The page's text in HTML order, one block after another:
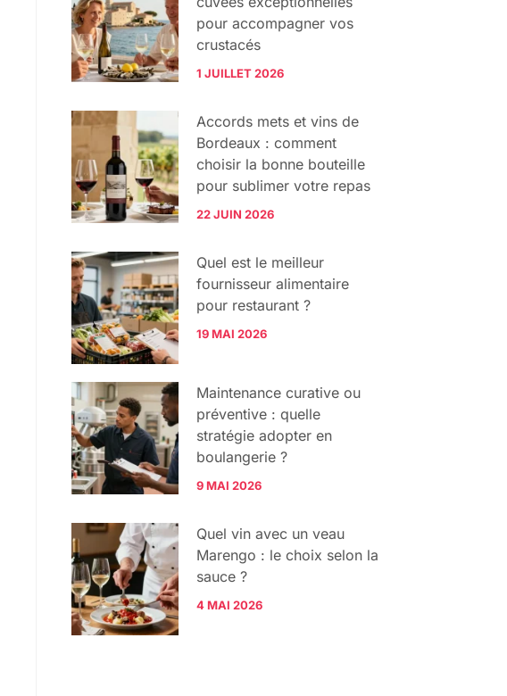
pour accompagner vos
crustacés
1 JUILLET 2026
Accords mets et vins de
Bordeaux : comment
choisir la bonne bouteille
pour sublimer votre repas
22 JUIN 2026
Quel est le meilleur
fournisseur alimentaire
pour restaurant ?
19 MAI 2026
Maintenance curative ou
préventive : quelle
stratégie adopter en
boulangerie ?
9 MAI 2026
Quel vin avec un veau
Marengo : le choix selon la
sauce ?
4 MAI 2026